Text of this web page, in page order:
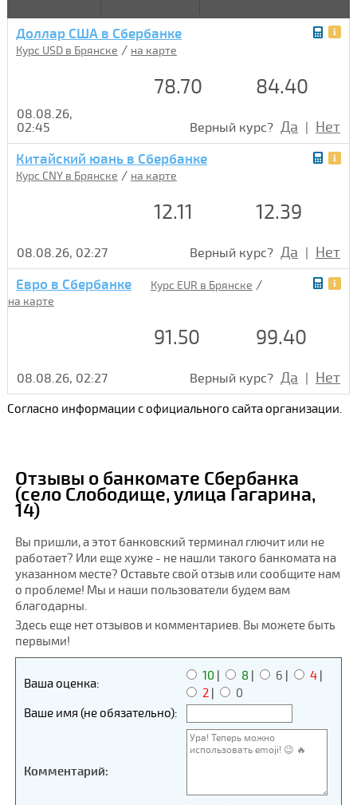
Доллар США в Сбербанке
Курс USD в Брянске / на карте
78.70 84.40
08.08.26,
02:45
Верный курс? Да | Нет
Китайский юань в Сбербанке
Курс CNY в Брянске / на карте
12.11 12.39
08.08.26, 02:27 Верный курс? Да | Нет
Евро в Сбербанке Курс EUR в Брянске /
на карте
91.50 99.40
08.08.26, 02:27 Верный курс? Да | Нет
Согласно информации с официального сайта организации.
Отзывы о банкомате Сбербанка
(село Слободище, улица Гагарина,
14)
Вы пришли, а этот банковский терминал глючит или не
работает? Или еще хуже - не нашли такого банкомата на
указанном месте? Оставьте свой отзыв или сообщите нам
о проблеме! Мы и наши пользователи будем вам
благодарны.
Здесь еще нет отзывов и комментариев. Вы можете быть
первыми!
Ваша оценка:
10 | 8 | 6 | 4|
2|
0
Ваше имя (не обязательно):
Комментарий: